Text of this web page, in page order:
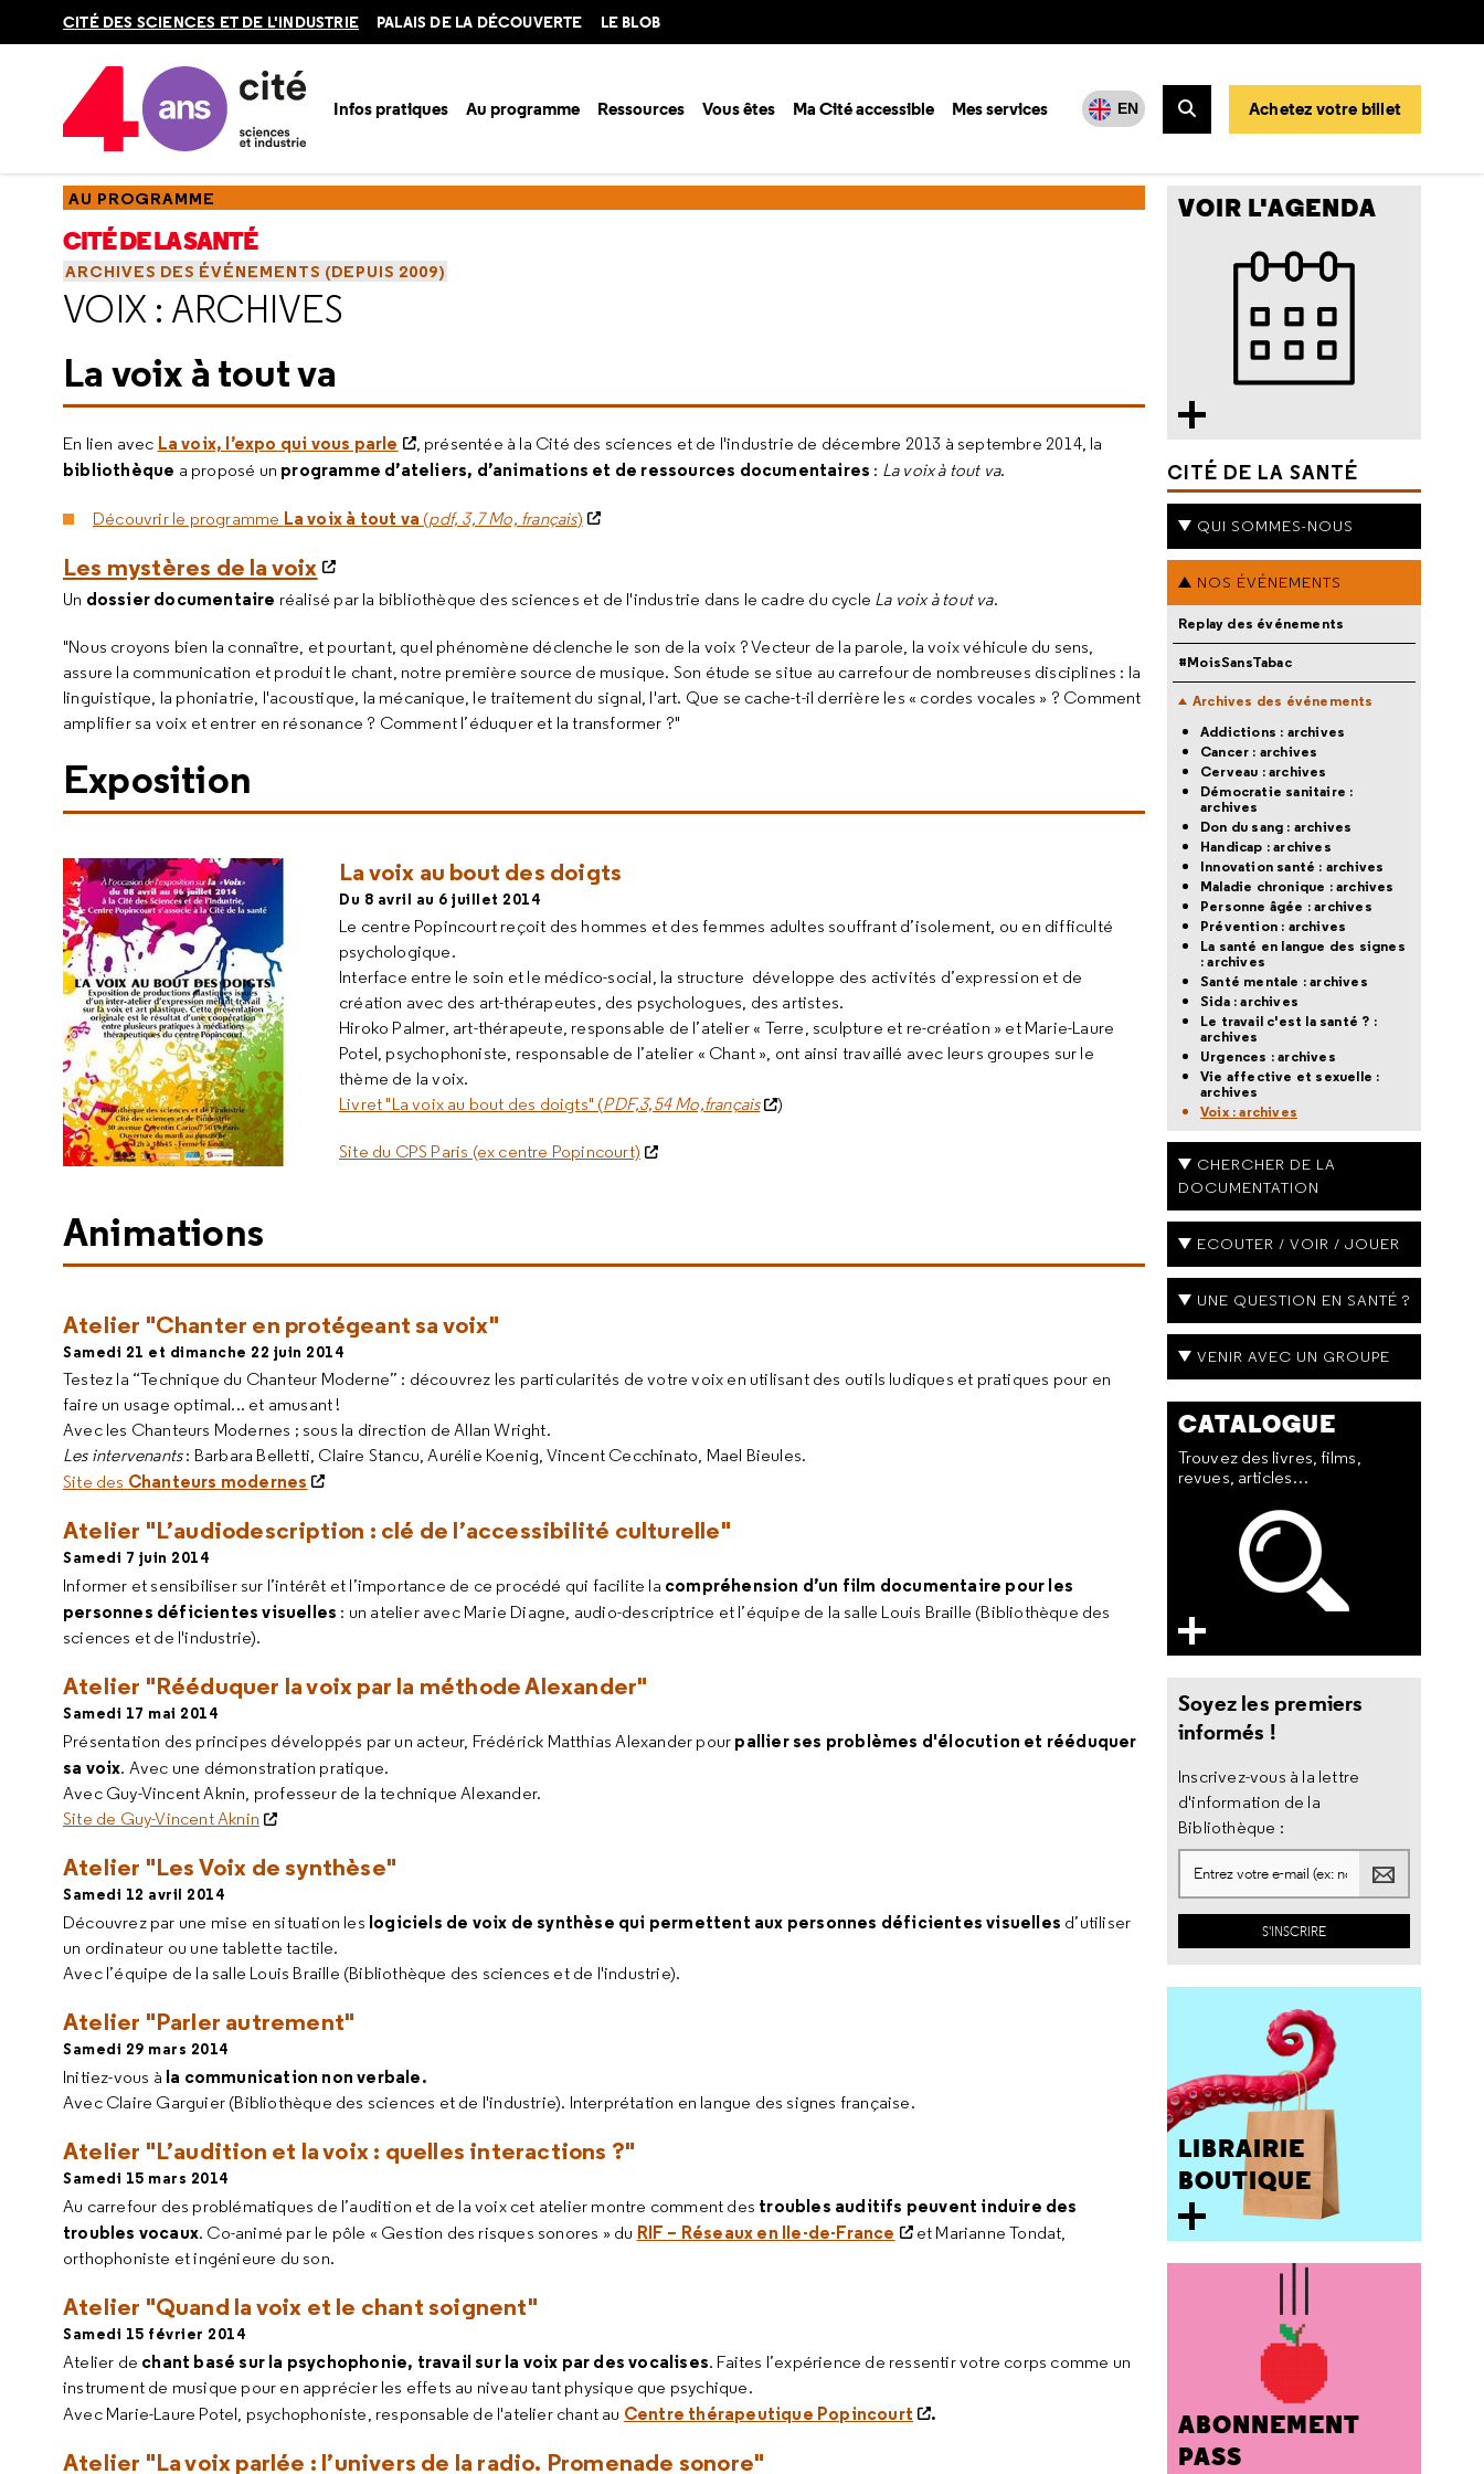
CITÉ DES SCIENCES ET DE L'INDUSTRIE PALAIS DE LA DÉCOUVERTE LE BLOB
Infos pratiques Au programme Ressources Vous êtes Ma Cité accessible Mes services EN
Rechercher
Achetez votre billet
Accueil Au programme
AU PROGRAMME
CITÉ DE LA SANTÉ
ARCHIVES DES ÉVÉNEMENTS (DEPUIS 2009)
VOIX : ARCHIVES
La voix à tout va
En lien avec La voix, l’expo qui vous parle , présentée à la Cité des sciences et de l'industrie de décembre 2013 à septembre 2014, la
bibliothèque a proposé un programme d’ateliers, d’animations et de ressources documentaires : La voix à tout va.
Découvrir le programme La voix à tout va (pdf, 3,7 Mo, français)
Les mystères de la voix
Un dossier documentaire réalisé par la bibliothèque des sciences et de l'industrie dans le cadre du cycle La voix à tout va.
"Nous croyons bien la connaître, et pourtant, quel phénomène déclenche le son de la voix ? Vecteur de la parole, la voix véhicule du sens,
assure la communication et produit le chant, notre première source de musique. Son étude se situe au carrefour de nombreuses disciplines : la
linguistique, la phoniatrie, l'acoustique, la mécanique, le traitement du signal, l'art. Que se cache-t-il derrière les « cordes vocales » ? Comment
amplifier sa voix et entrer en résonance ? Comment l’éduquer et la transformer ?"
Exposition
La voix au bout des doigts
Du 8 avril au 6 juillet 2014
Le centre Popincourt reçoit des hommes et des femmes adultes souffrant d’isolement, ou en difficulté
psychologique.
Interface entre le soin et le médico-social, la structure développe des activités d’expression et de
création avec des art-thérapeutes, des psychologues, des artistes.
Hiroko Palmer, art-thérapeute, responsable de l’atelier « Terre, sculpture et re-création » et Marie-Laure
Potel, psychophoniste, responsable de l’atelier « Chant », ont ainsi travaillé avec leurs groupes sur le
thème de la voix.
Livret "La voix au bout des doigts" (PDF,3,54 Mo,français )
Site du CPS Paris (ex centre Popincourt)
Animations
Atelier "Chanter en protégeant sa voix"
Samedi 21 et dimanche 22 juin 2014
Testez la “Technique du Chanteur Moderne” : découvrez les particularités de votre voix en utilisant des outils ludiques et pratiques pour en
faire un usage optimal... et amusant !
Avec les Chanteurs Modernes ; sous la direction de Allan Wright.
Les intervenants: Barbara Belletti, Claire Stancu, Aurélie Koenig, Vincent Cecchinato, Mael Bieules.
Site des Chanteurs modernes
Atelier "L’audiodescription : clé de l’accessibilité culturelle"
Samedi 7 juin 2014
Informer et sensibiliser sur l’intérêt et l’importance de ce procédé qui facilite la compréhension d’un film documentaire pour les
personnes déficientes visuelles : un atelier avec Marie Diagne, audio-descriptrice et l’équipe de la salle Louis Braille (Bibliothèque des
sciences et de l'industrie).
Atelier "Rééduquer la voix par la méthode Alexander"
Samedi 17 mai 2014
Présentation des principes développés par un acteur, Frédérick Matthias Alexander pour pallier ses problèmes d'élocution et rééduquer
sa voix. Avec une démonstration pratique.
Avec Guy-Vincent Aknin, professeur de la technique Alexander.
Site de Guy-Vincent Aknin
Atelier "Les Voix de synthèse"
Samedi 12 avril 2014
Découvrez par une mise en situation les logiciels de voix de synthèse qui permettent aux personnes déficientes visuelles d’utiliser
un ordinateur ou une tablette tactile.
Avec l’équipe de la salle Louis Braille (Bibliothèque des sciences et de l'industrie).
Atelier "Parler autrement"
Samedi 29 mars 2014
Initiez-vous à la communication non verbale.
Avec Claire Garguier (Bibliothèque des sciences et de l'industrie). Interprétation en langue des signes française.
Atelier "L’audition et la voix : quelles interactions ?"
Samedi 15 mars 2014
Au carrefour des problématiques de l’audition et de la voix cet atelier montre comment des troubles auditifs peuvent induire des
troubles vocaux. Co-animé par le pôle « Gestion des risques sonores » du RIF – Réseaux en Ile-de-France
et Marianne Tondat,
orthophoniste et ingénieure du son.
Atelier "Quand la voix et le chant soignent"
Samedi 15 février 2014
Atelier de chant basé sur la psychophonie, travail sur la voix par des vocalises. Faites l’expérience de ressentir votre corps comme un
instrument de musique pour en apprécier les effets au niveau tant physique que psychique.
Avec Marie-Laure Potel, psychophoniste, responsable de l'atelier chant au Centre thérapeutique Popincourt .
Atelier "La voix parlée : l’univers de la radio. Promenade sonore"
VOIR L'AGENDA
CITÉ DE LA SANTÉ
QUI SOMMES-NOUS
NOS ÉVÉNEMENTS
Replay des événements
#MoisSansTabac
Archives des événements
Addictions : archives
Cancer : archives
Cerveau : archives
Démocratie sanitaire :
archives
Don du sang : archives
Handicap : archives
Innovation santé : archives
Maladie chronique : archives
Personne âgée : archives
Prévention : archives
La santé en langue des signes
: archives
Santé mentale : archives
Sida : archives
Le travail c'est la santé ? :
archives
Urgences : archives
Vie affective et sexuelle :
archives
Voix : archives
CHERCHER DE LA
DOCUMENTATION
ECOUTER / VOIR / JOUER
UNE QUESTION EN SANTÉ ?
VENIR AVEC UN GROUPE
Soyez les premiers
informés !
Inscrivez-vous à la lettre
d'information de la
Bibliothèque :
CATALOGUE
Trouvez des livres, films,
revues, articles…
LIBRAIRIE
BOUTIQUE
ABONNEMENT
PASS